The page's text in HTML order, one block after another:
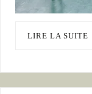
LIRE LA SUITE